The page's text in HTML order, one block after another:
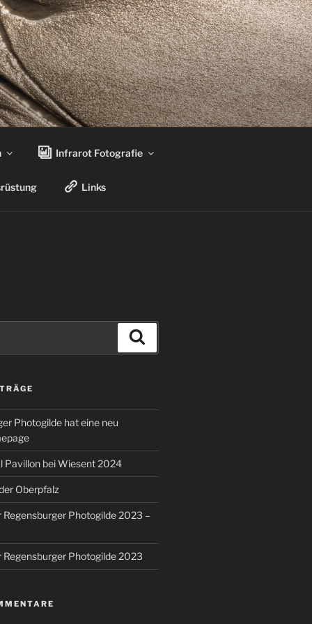
Infrarot Fotografie
Links
Photogilde hat eine neu
Pavillon bei Wiesent 2024
Oberpfalz
Regensburger Photogilde 2023 –
Regensburger Photogilde 2023